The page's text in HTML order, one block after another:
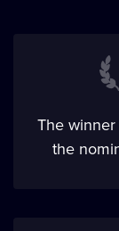
The
the